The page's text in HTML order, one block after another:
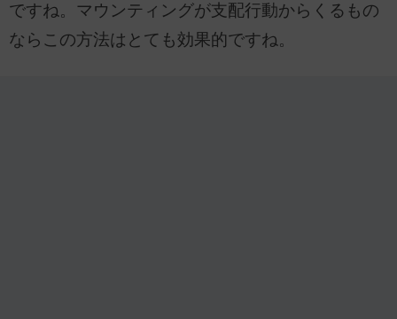
ですね。マウンティングが支配行動からくるもの
ならこの方法はとても効果的ですね。